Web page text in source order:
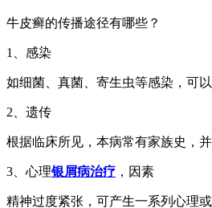
牛皮癣的传播途径有哪些？
1、感染
如细菌、真菌、寄生虫等感染，可
2、遗传
根据临床所见，本病常有家族史，并
3、心理银屑病治疗 ，因素
精神过度紧张，可产生一系列心理